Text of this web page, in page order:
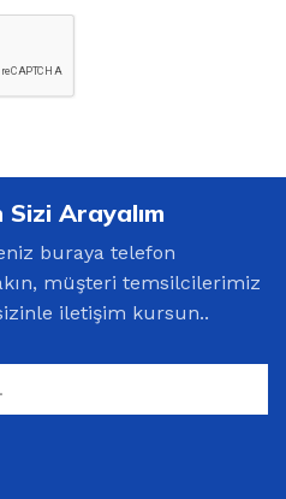
Sizi Arayalım
buraya telefon
müşteri temsilcilerimiz
iletişim kursun..